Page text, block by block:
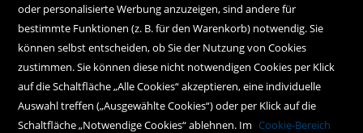
Instagram
Facebook
Newsletteranmeldung
oder personalisierte Werbung anzuzeigen, sind andere für
bestimmte Funktionen (z. B. für den Warenkorb) notwendig. Sie
können selbst entscheiden, ob Sie der Nutzung von Cookies
zustimmen. Sie können diese nicht notwendigen Cookies per Klick
auf die Schaltfläche „Alle Cookies“ akzeptieren, eine individuelle
Auswahl treffen („Ausgewählte Cookies“) oder per Klick auf die
Schaltfläche „Notwendige Cookies“ ablehnen. Im Cookie-Bereich